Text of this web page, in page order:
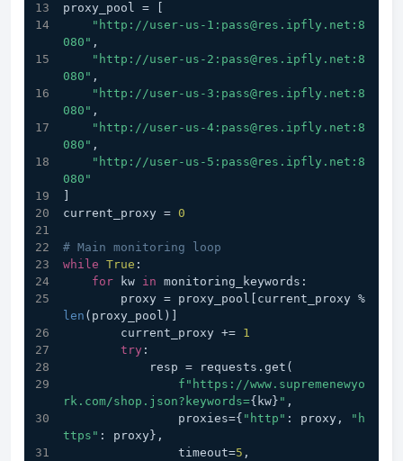
proxy_pool = [
"http://user-us-1:pass@res.ipfly.net:8
080" ,
"http://user-us-2:pass@res.ipfly.net:8
080" ,
"http://user-us-3:pass@res.ipfly.net:8
080" ,
"http://user-us-4:pass@res.ipfly.net:8
080" ,
"http://user-us-5:pass@res.ipfly.net:8
080"
current_proxy = 0
# Main monitoring loop
while True :
for kw in monitoring_keywords:
len (proxy_pool)]
        current_proxy +=
1
try :
            resp = requests.get(
f"https://www.supremenewyo
rk.com/shop.json?keywords={kw} " ,
                proxies={
"http" : proxy,
"h
ttps" : proxy},
                timeout=
5 ,